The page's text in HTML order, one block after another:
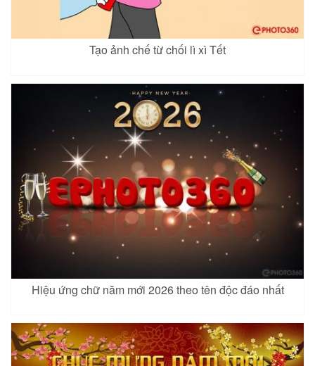
Tạo ảnh chế từ chối lì xì Tết
Hiệu ứng chữ năm mới 2026 theo tên độc đáo nhất